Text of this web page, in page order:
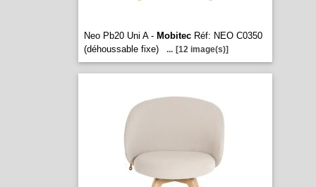
Neo Pb20 Uni A - MobitecRéf: NEO C0350
(déhoussable fixe)
... [12 image(s)]